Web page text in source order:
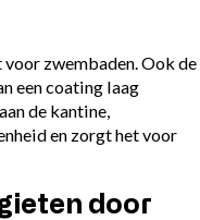
zwembaden. Ook de
een coating laag
de kantine,
en zorgt het voor
door